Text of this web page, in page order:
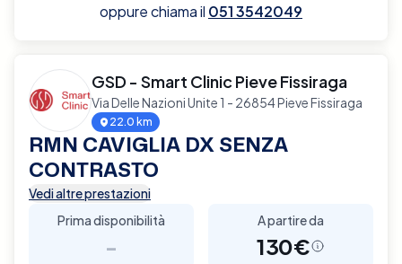
oppure chiama il 051 3542049
GSD - Smart Clinic Pieve Fissiraga
Via Delle Nazioni Unite 1 - 26854 Pieve Fissiraga
22.0 km
RMN CAVIGLIA DX SENZA
CONTRASTO
Vedi altre prestazioni
Prima disponibilità
-
A partire da
130€